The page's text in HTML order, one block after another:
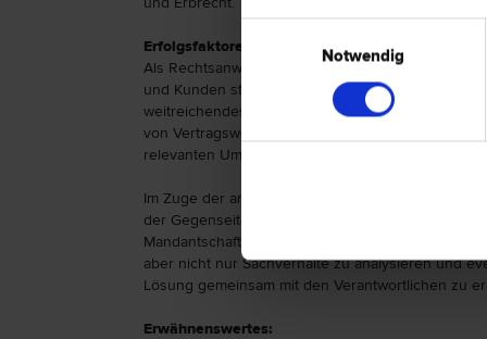
Notwendig
Erfolgsfaktoren:
Als Rechtsanwalt verstehe ich mich als
und Kunden stets verfügbar ist. Meine bisherige
weitreichendes Leistungsspektrum anzubieten. In
von Vertragswerken ist es stets mein Ziel, eine
relevanten Umstände berücksichtigt und die
Im Zuge der anwaltlichen Vertretung vor Gericht
der Gegenseite habe ich mir das notwendige
Mandantschaft angeeignet. Gerade in einer
aber nicht nur Sachverhalte zu analysieren und
Lösung gemeinsam mit den Verantwortlichen zu
Erwähnenswertes: